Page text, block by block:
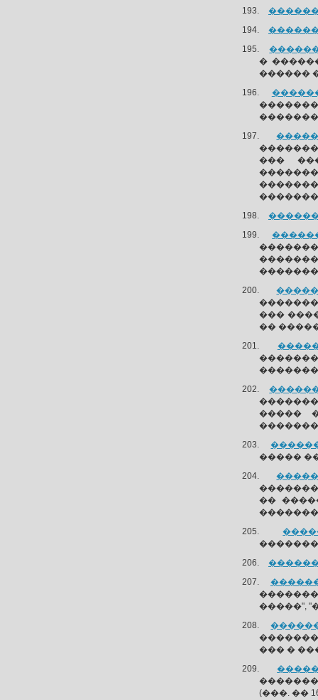
�
������
���
���
��
�����
�����
��
�����",
��� �
(���. ��